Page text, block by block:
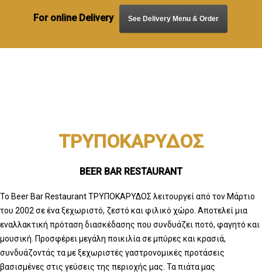
For online Delivery See Delivery Menu & Order
ΤΡΥΠΟΚΑΡΥΔΟΣ
BEER BAR RESTAURANT
Το Beer Bar Restaurant ΤΡΥΠΟΚΑΡΥΔΟΣ λειτουργεί από τον Μάρτιο
του 2002 σε ένα ξεχωριστό, ζεστό και φιλικό χώρο. Αποτελεί μια
εναλλακτική πρόταση διασκέδασης που συνδυάζει ποτό, φαγητό και
μουσική. Προσφέρει μεγάλη ποικιλία σε μπύρες και κρασιά,
συνδυάζοντάς τα με ξεχωριστές γαστρονομικές προτάσεις
βασισμένες στις γεύσεις της περιοχής μας. Τα πιάτα μας